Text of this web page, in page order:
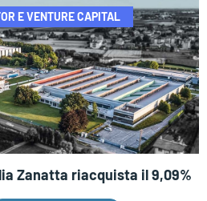
E VENTURE CAPITAL
Zanatta riacquista il 9,09%